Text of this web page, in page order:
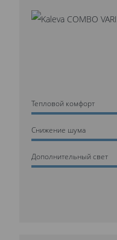
Тепловой комфорт
Cнижение шума
Дополнительный свет